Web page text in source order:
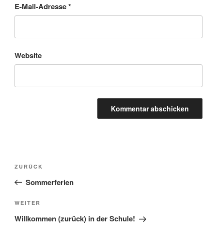
E-Mail-Adresse*
Website
Beitragsnavigation
Vorheriger
Beitrag
ZURÜCK
Sommerferien
Nächster
Beitrag
WEITER
Willkommen (zurück) in der Schule!